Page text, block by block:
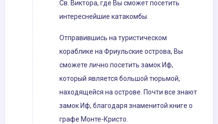
Св. Виктора, где Вы сможет посетить
интереснейшие катакомбы.
Отправившись на туристическом
кораблике на Фриульские острова, Вы
сможете лично посетить замок Иф,
который является большой тюрьмой,
находящейся на острове. Почти все знают
замок Иф, благодаря знаменитой книге о
графе Монте-Кристо.